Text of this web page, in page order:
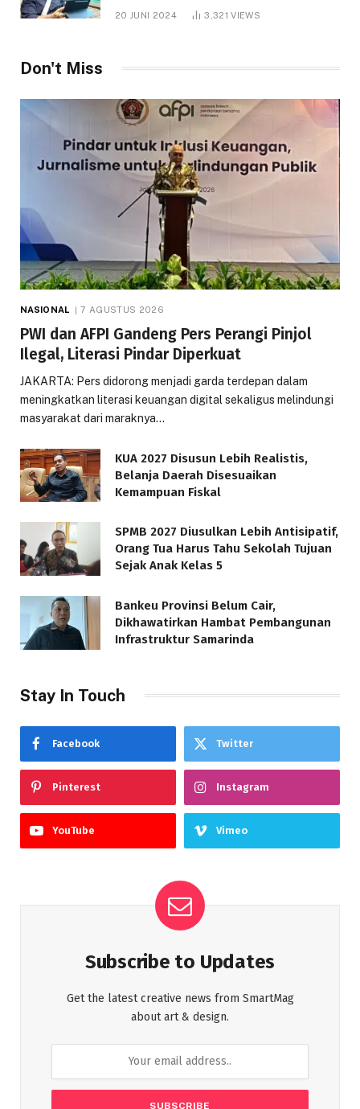
1.000 Hektare
20 JUNI 2024 3,321VIEWS
Don't Miss
NASIONAL 7 AGUSTUS 2026
PWI dan AFPI Gandeng Pers Perangi Pinjol
Ilegal, Literasi Pindar Diperkuat
JAKARTA: Pers didorong menjadi garda terdepan dalam
meningkatkan literasi keuangan digital sekaligus melindungi
masyarakat dari maraknya…
KUA 2027 Disusun Lebih Realistis,
Belanja Daerah Disesuaikan
Kemampuan Fiskal
SPMB 2027 Diusulkan Lebih Antisipatif,
Orang Tua Harus Tahu Sekolah Tujuan
Sejak Anak Kelas 5
Bankeu Provinsi Belum Cair,
Dikhawatirkan Hambat Pembangunan
Infrastruktur Samarinda
Stay In Touch
Facebook Twitter
Pinterest Instagram
YouTube Vimeo
Subscribe to Updates
Get the latest creative news from SmartMag
about art & design.